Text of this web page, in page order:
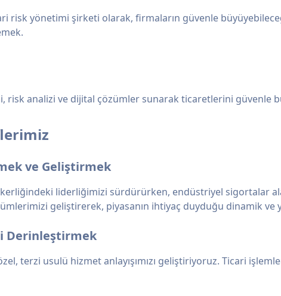
risk yönetimi şirketi olarak, firmaların güvenle
risk analizi ve dijital çözümler sunarak ticaretlerini güvenle
ve Geliştirmek
liderliğimizi sürdürürken, endüstriyel sigortalar
geliştirerek, piyasanın ihtiyaç duyduğu dinamik
Derinleştirmek
terzi usulü hizmet anlayışımızı geliştiriyoruz. Ticari